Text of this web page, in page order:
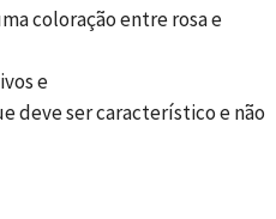
coloração entre rosa e
e
deve ser característico e não